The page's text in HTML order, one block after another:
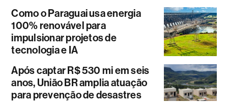
Como o Paraguai usa energia
100% renovável para
impulsionar projetos de
tecnologia e IA
Após captar R$ 530 mi em seis
anos, União BR amplia atuação
para prevenção de desastres